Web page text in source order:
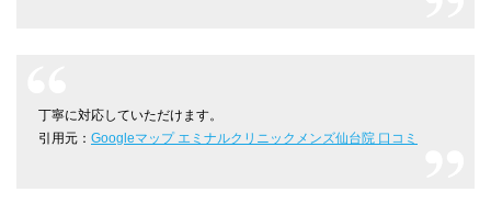
丁寧に対応していただけます。
引用元： Googleマップ エミナルクリニックメンズ仙台院 口コミ